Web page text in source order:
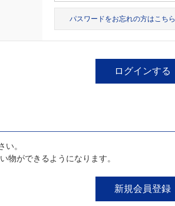
パスワードをお忘れの方はこちら
。
物ができるようになります。